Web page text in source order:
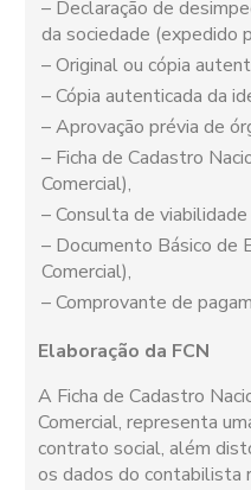
– Declaração de
da sociedade (expedido
– Original ou cópia
– Cópia autenticada da
– Aprovação prévia de
– Ficha de Cadastro
Comercial),
– Consulta de
– Documento Básico de
Comercial),
– Comprovante de
Elaboração da FCN
A Ficha de Cadastro
Comercial, representa
contrato social, além
os dados do contabilista